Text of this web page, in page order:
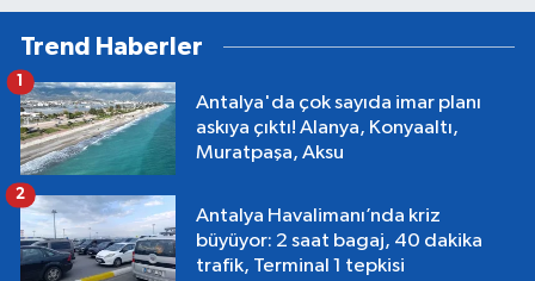
Trend Haberler
Antalya'da çok sayıda imar planı
askıya çıktı! Alanya, Konyaaltı,
Muratpaşa, Aksu
1
Antalya Havalimanı’nda kriz
büyüyor: 2 saat bagaj, 40 dakika
trafik, Terminal 1 tepkisi
2